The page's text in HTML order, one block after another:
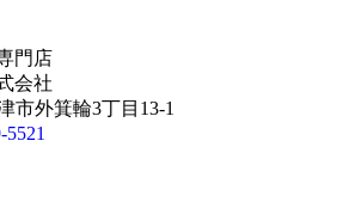
門店
会社
市外箕輪3丁目13-1
5521